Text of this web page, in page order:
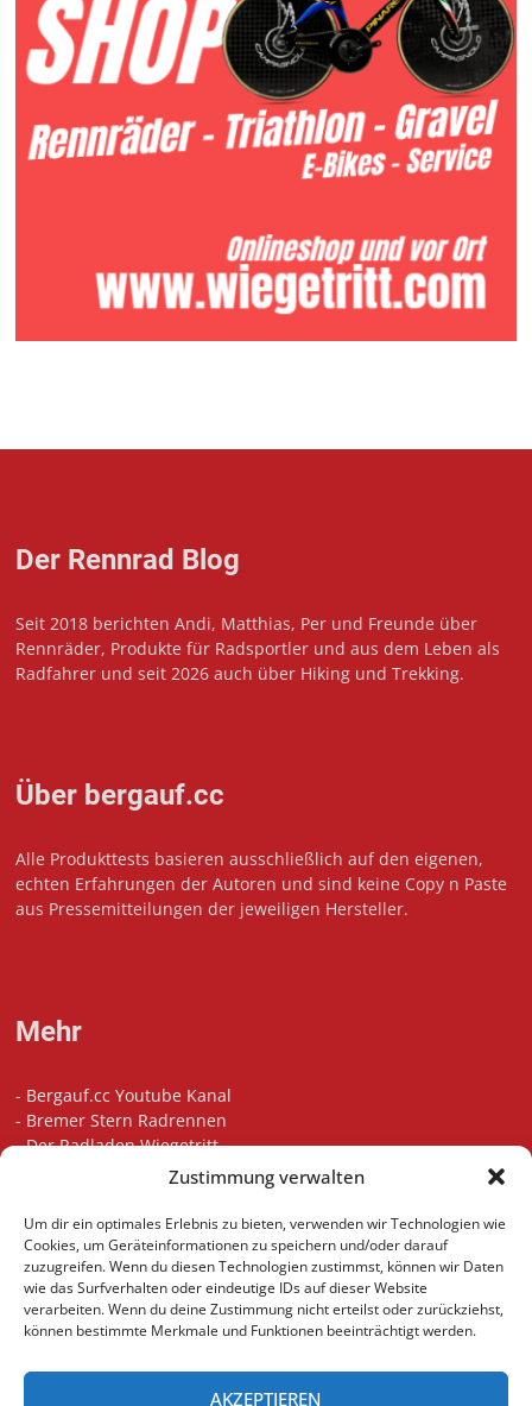
Zustimmung verwalten
Um dir ein optimales Erlebnis zu bieten, verwenden wir Technologien wie
Cookies, um Geräteinformationen zu speichern und/oder darauf
zuzugreifen. Wenn du diesen Technologien zustimmst, können wir Daten
wie das Surfverhalten oder eindeutige IDs auf dieser Website
verarbeiten. Wenn du deine Zustimmung nicht erteilst oder zurückziehst,
können bestimmte Merkmale und Funktionen beeinträchtigt werden.
AKZEPTIEREN
Der Rennrad Blog
Seit 2018 berichten Andi, Matthias, Per und Freunde über
Rennräder, Produkte für Radsportler und aus dem Leben als
Radfahrer und seit 2026 auch über Hiking und Trekking.
Über bergauf.cc
Alle Produkttests basieren ausschließlich auf den eigenen,
echten Erfahrungen der Autoren und sind keine Copy n Paste
aus Pressemitteilungen der jeweiligen Hersteller.
Mehr
- Bergauf.cc Youtube Kanal
- Bremer Stern Radrennen
-Der Radladen Wiegetritt
Bikefitting in Bremen
- Unsere Touren auf Komoot
-Indoor Cycling Motivation Playlist